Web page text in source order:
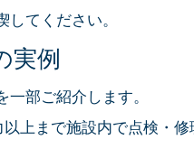
てください。
実例
一部ご紹介します。
上まで施設内で点検・修